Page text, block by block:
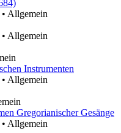
• Allgemein
• Allgemein
Instrumenten
• Allgemein
Gregorianischer Gesänge
• Allgemein